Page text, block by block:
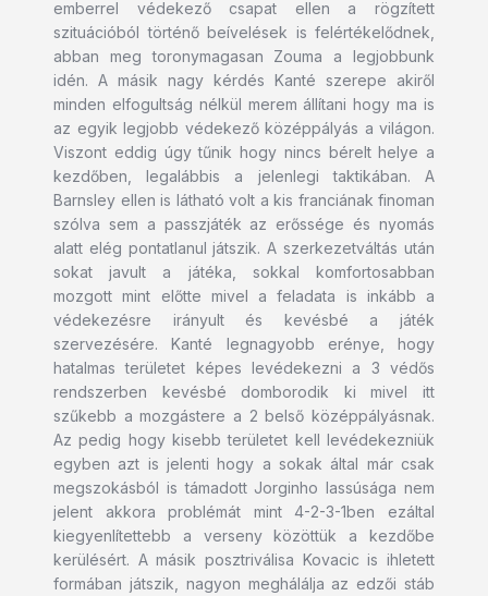
emberrel védekező csapat ellen a rögzített
szituációból történő beívelések is felértékelődnek,
abban meg toronymagasan Zouma a legjobbunk
idén. A másik nagy kérdés Kanté szerepe akiről
minden elfogultság nélkül merem állítani hogy ma is
az egyik legjobb védekező középpályás a világon.
Viszont eddig úgy tűnik hogy nincs bérelt helye a
kezdőben, legalábbis a jelenlegi taktikában. A
Barnsley ellen is látható volt a kis franciának finoman
szólva sem a passzjáték az erőssége és nyomás
alatt elég pontatlanul játszik. A szerkezetváltás után
sokat javult a játéka, sokkal komfortosabban
mozgott mint előtte mivel a feladata is inkább a
védekezésre irányult és kevésbé a játék
szervezésére. Kanté legnagyobb erénye, hogy
hatalmas területet képes levédekezni a 3 védős
rendszerben kevésbé domborodik ki mivel itt
szűkebb a mozgástere a 2 belső középpályásnak.
Az pedig hogy kisebb területet kell levédekezniük
egyben azt is jelenti hogy a sokak által már csak
megszokásból is támadott Jorginho lassúsága nem
jelent akkora problémát mint 4-2-3-1ben ezáltal
kiegyenlítettebb a verseny közöttük a kezdőbe
kerülésért. A másik posztriválisa Kovacic is ihletett
formában játszik, nagyon meghálálja az edzői stáb